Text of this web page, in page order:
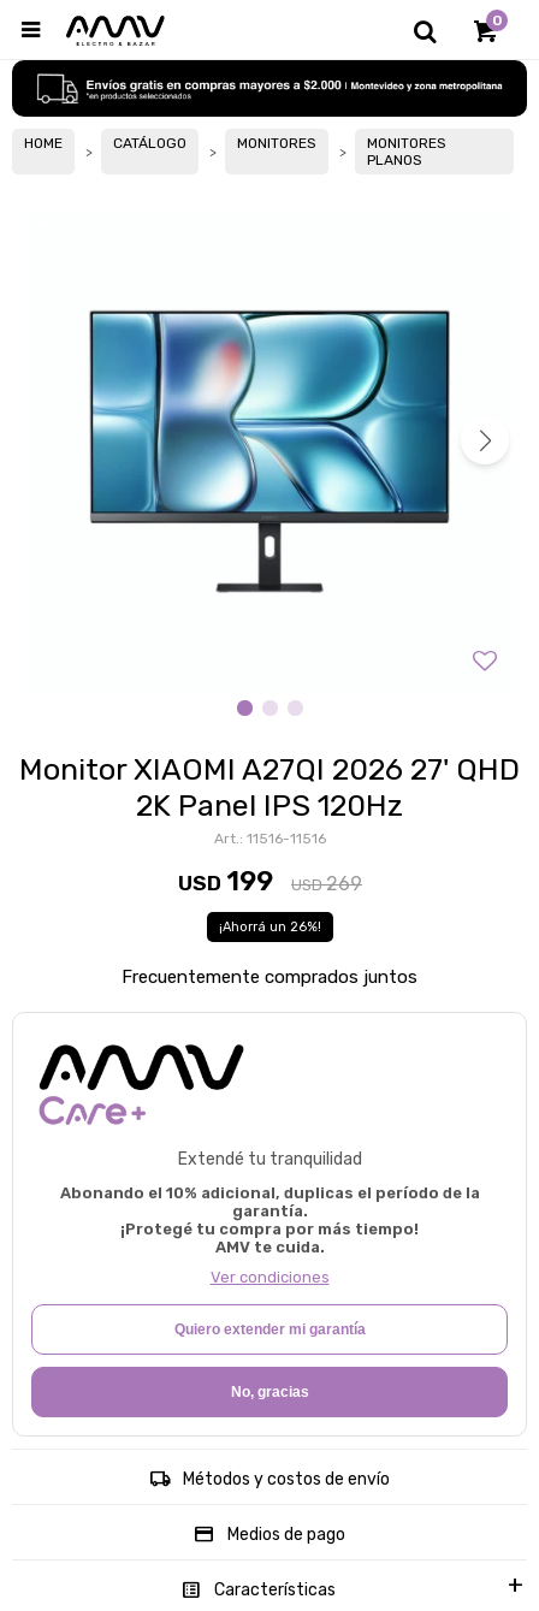
0

HOME CATÁLOGO MONITORES
MONITORES
PLANOS
Monitor XIAOMI A27QI 2026 27' QHD
2K Panel IPS 120Hz
11516-11516
USD 199 USD 269
26
Frecuentemente comprados juntos
Extendé tu tranquilidad
Abonando el 10% adicional, duplicas el período de la
garantía.
¡Protegé tu compra por más tiempo!
AMV te cuida.
Ver condiciones
Quiero extender mi garantía
No, gracias
Métodos y costos de envío
Medios de pago
Características